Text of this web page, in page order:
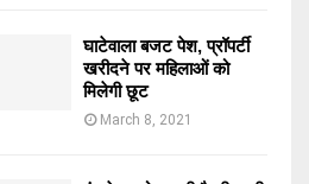
घाटेवाला बजट पेश, प्रॉपर्टी
खरीदने पर महिलाओं को
मिलेगी छूट
March 8, 2021